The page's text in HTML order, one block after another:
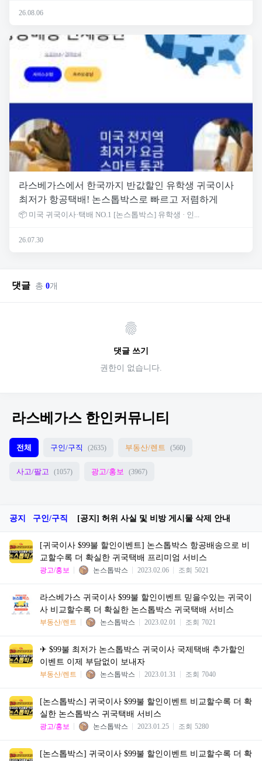
26.08.06
라스베가스에서 한국까지 반값할인 유학생 귀국이사
최저가 항공택배! 논스톱박스로 빠르고 저렴하게
📦 미국 귀국이사·택배 NO.1 [논스톱박스] 유학생 · 인...
26.07.30
댓글 총 0개
댓글 쓰기
권한이 없습니다.
라스베가스 한인커뮤니티
전체 구인/구직 (2635) 부동산/렌트 (560)
사고/팔고 (1057) 광고/홍보 (3967)
공지 구인/구직 [공지] 허위 사실 및 비방 게시물 삭제 안내
[귀국이사 $99불 할인이벤트] 논스톱박스 항공배송으로 비
교할수록 더 확실한 귀국택배 프리미엄 서비스
광고/홍보 논스톱박스 2023.02.06 조회 5021
라스베가스 귀국이사 $99불 할인이벤트 믿을수있는 귀국이
사 비교할수록 더 확실한 논스톱박스 귀국택배 서비스
부동산/렌트 논스톱박스 2023.02.01 조회 7021
✈ $99불 최저가 논스톱박스 귀국이사 국제택배 추가할인
이벤트 이제 부담없이 보내자
부동산/렌트 논스톱박스 2023.01.31 조회 7040
[논스톱박스] 귀국이사 $99불 할인이벤트 비교할수록 더 확
실한 논스톱박스 귀국택배 서비스
광고/홍보 논스톱박스 2023.01.25 조회 5280
[논스톱박스] 귀국이사 $99불 할인이벤트 비교할수록 더 확